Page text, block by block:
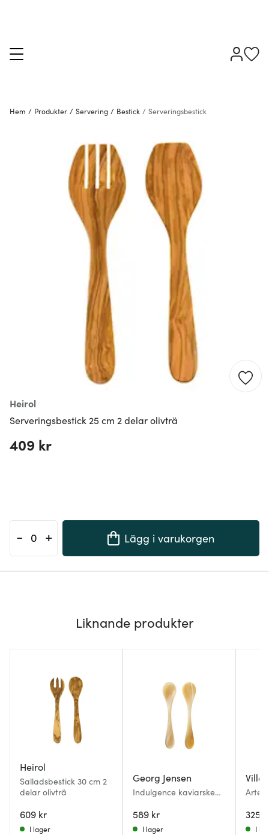
Hem / Produkter / Servering / Bestick / Serveringsbestick
Heirol
Serveringsbestick 25 cm 2 delar olivträ
409 kr
- + Lägg i varukorgen
Liknande produkter
Heirol
Salladsbestick 30 cm 2
delar olivträ
609 kr
I lager
Georg Jensen
Indulgence kaviarsked
589 kr
I lager
325
I